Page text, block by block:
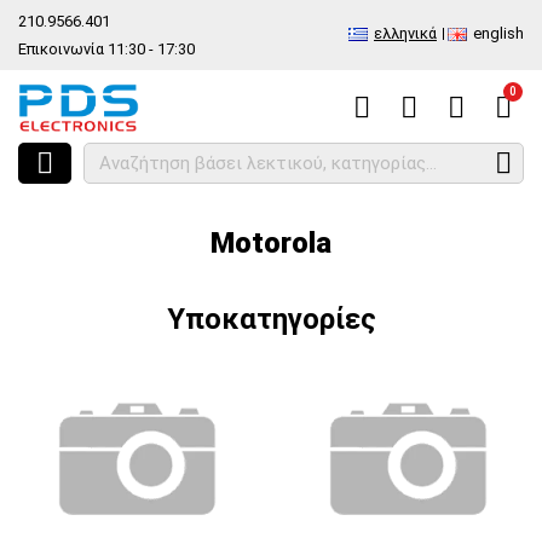
210.9566.401
Επικοινωνία 11:30 - 17:30
ελληνικά english
0
HOME Ανά Μάρκα - Μοντέλο Κινητά Motorola
Motorola
Υποκατηγορίες